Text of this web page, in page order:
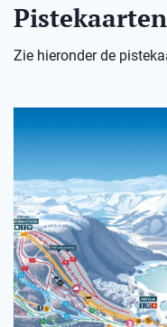
Pistekaarten
Zie hieronder de